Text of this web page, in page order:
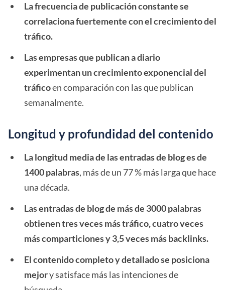
La frecuencia de publicación constante se
correlaciona fuertemente con el crecimiento del
tráfico.
Las empresas que publican a diario
experimentan un crecimiento exponencial del
tráficoen comparación con las que publican
semanalmente.
Longitud y profundidad del contenido
La longitud media de las entradas de blog es de
1400 palabras, más de un 77 % más larga que hace
una década.
Las entradas de blog de más de 3000 palabras
obtienen tres veces más tráfico, cuatro veces
más comparticiones y 3,5 veces más backlinks.
El contenido completo y detallado se posiciona
mejory satisface más las intenciones de